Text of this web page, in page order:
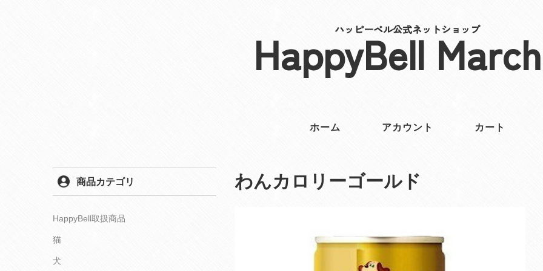
ハッピーベル公式ネットショップ
HappyBell
ホーム アカウント カート
わんカロリーゴールド
商品カテゴリ
HappyBell取扱商品
猫
犬